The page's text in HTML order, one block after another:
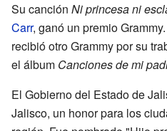
Su canción Ni princesa ni
Carr, ganó un premio
recibió otro Grammy por su
el álbum Canciones de mi
El Gobierno del Estado de
Jalisco, un honor para los